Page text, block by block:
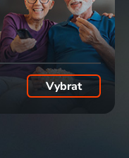
Vybrat